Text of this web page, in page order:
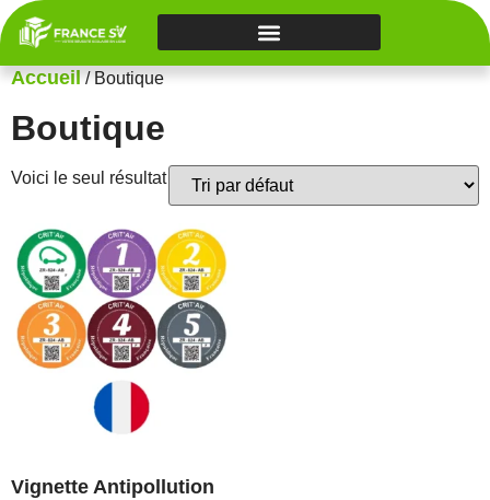
Accueil/ Boutique
Boutique
Voici le seul résultat
Vignette Antipollution